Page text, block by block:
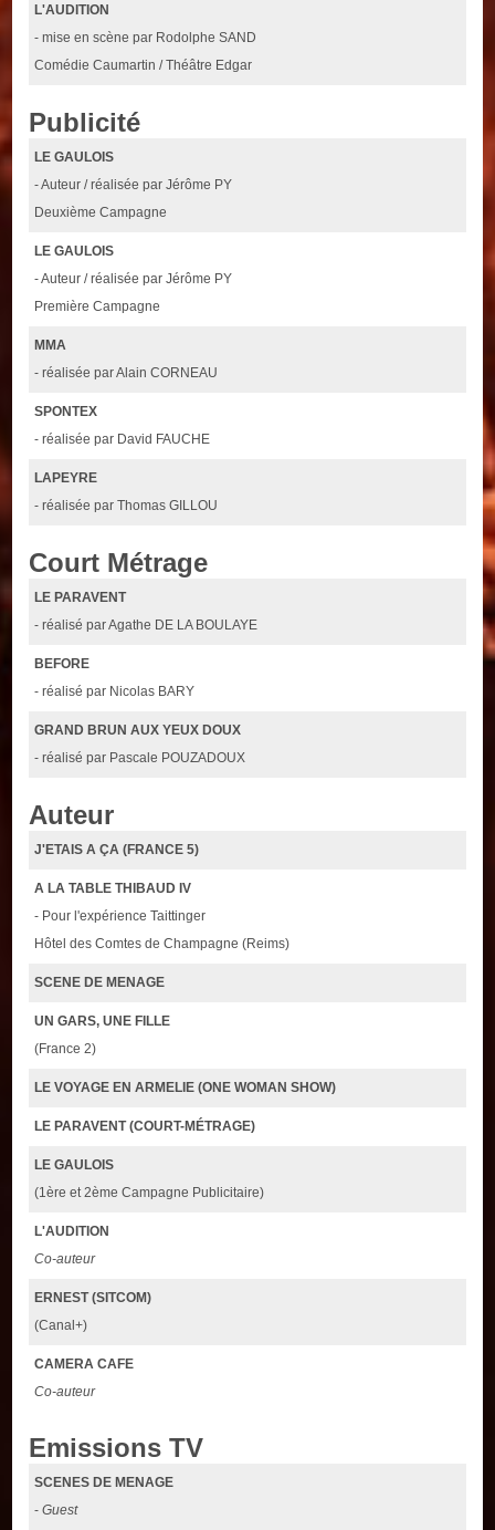
L'AUDITION
- mise en scène par Rodolphe SAND
Comédie Caumartin / Théâtre Edgar
Publicité
LE GAULOIS
- Auteur / réalisée par Jérôme PY
Deuxième Campagne
LE GAULOIS
- Auteur / réalisée par Jérôme PY
Première Campagne
MMA
- réalisée par Alain CORNEAU
SPONTEX
- réalisée par David FAUCHE
LAPEYRE
- réalisée par Thomas GILLOU
Court Métrage
LE PARAVENT
- réalisé par Agathe DE LA BOULAYE
BEFORE
- réalisé par Nicolas BARY
GRAND BRUN AUX YEUX DOUX
- réalisé par Pascale POUZADOUX
Auteur
J'ETAIS A ÇA (FRANCE 5)
A LA TABLE THIBAUD IV
- Pour l'expérience Taittinger
Hôtel des Comtes de Champagne (Reims)
SCENE DE MENAGE
UN GARS, UNE FILLE
(France 2)
LE VOYAGE EN ARMELIE (ONE WOMAN SHOW)
LE PARAVENT (COURT-MÉTRAGE)
LE GAULOIS
(1ère et 2ème Campagne Publicitaire)
L'AUDITION
Co-auteur
ERNEST (SITCOM)
(Canal+)
CAMERA CAFE
Co-auteur
Emissions TV
SCENES DE MENAGE
-Guest